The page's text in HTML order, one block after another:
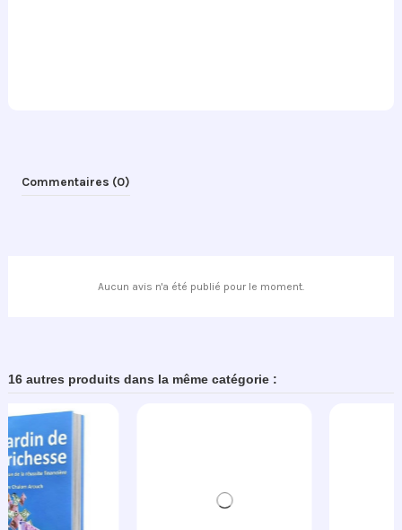
Commentaires (0)
Aucun avis n'a été publié pour le moment.
16 autres produits dans la même catégorie :